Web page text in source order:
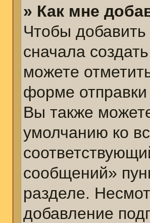
» Как мне
Чтобы
сначала
можете
форме
Вы также
умолчанию ко
сообщений»
разделе.
добавление